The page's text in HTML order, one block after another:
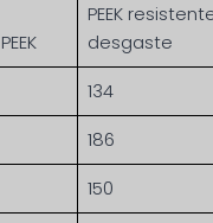
PEEK
desgaste
134
186
150